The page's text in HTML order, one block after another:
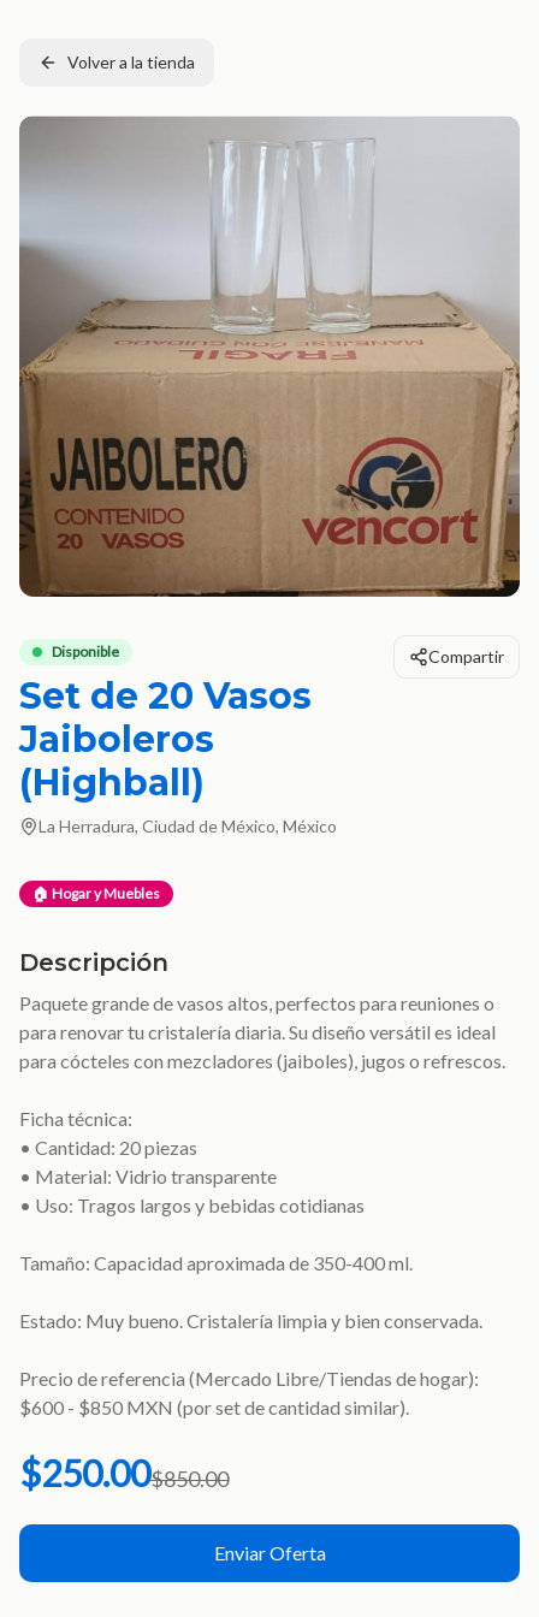
Volver a la tienda
Disponible
Set de 20 Vasos
Jaiboleros
(Highball)
La Herradura, Ciudad de México, México
Compartir
🏠 Hogar y Muebles
Descripción
Paquete grande de vasos altos, perfectos para reuniones o
para renovar tu cristalería diaria. Su diseño versátil es ideal
para cócteles con mezcladores (jaiboles), jugos o refrescos.
Ficha técnica:
• Cantidad: 20 piezas
• Material: Vidrio transparente
• Uso: Tragos largos y bebidas cotidianas
Tamaño: Capacidad aproximada de 350-400 ml.
Estado: Muy bueno. Cristalería limpia y bien conservada.
Precio de referencia (Mercado Libre/Tiendas de hogar):
$600 - $850 MXN (por set de cantidad similar).
$250.00$850.00
Enviar Oferta